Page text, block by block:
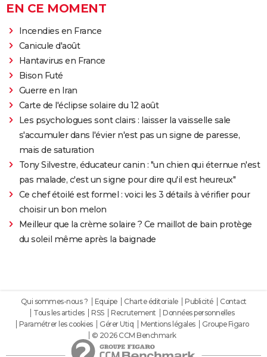
EN CE MOMENT
Incendies en France
Canicule d'août
Hantavirus en France
Bison Futé
Guerre en Iran
Carte de l'éclipse solaire du 12 août
Les psychologues sont clairs : laisser la vaisselle sale
s'accumuler dans l'évier n'est pas un signe de paresse,
mais de saturation
Tony Silvestre, éducateur canin : "un chien qui éternue n'est
pas malade, c'est un signe pour dire qu'il est heureux"
Ce chef étoilé est formel : voici les 3 détails à vérifier pour
choisir un bon melon
Meilleur que la crème solaire ? Ce maillot de bain protège
du soleil même après la baignade
Qui sommes-nous ? Equipe Charte éditoriale Publicité
Contact
Tous les articles
RSS Recrutement
Données personnelles
Paramétrer les cookies
Gérer Utiq Mentions légales
Groupe Figaro
© 2026 CCM Benchmark